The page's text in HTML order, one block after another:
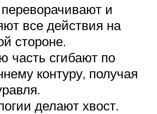
и
все действия на
стороне.
часть сгибают по
контуру, получая
делают хвост.